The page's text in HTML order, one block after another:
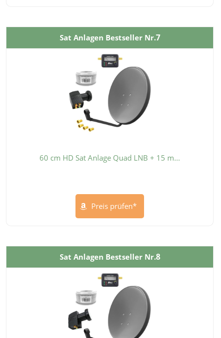
Sat Anlagen Bestseller Nr.7
60 cm HD Sat Anlage Quad LNB + 15 m...
Preis prüfen*
Sat Anlagen Bestseller Nr.8